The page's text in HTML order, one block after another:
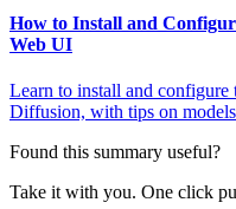
How to Install and
Web UI
Learn to install and
Diffusion, with tips on models
Found this summary useful?
Take it with you. One click